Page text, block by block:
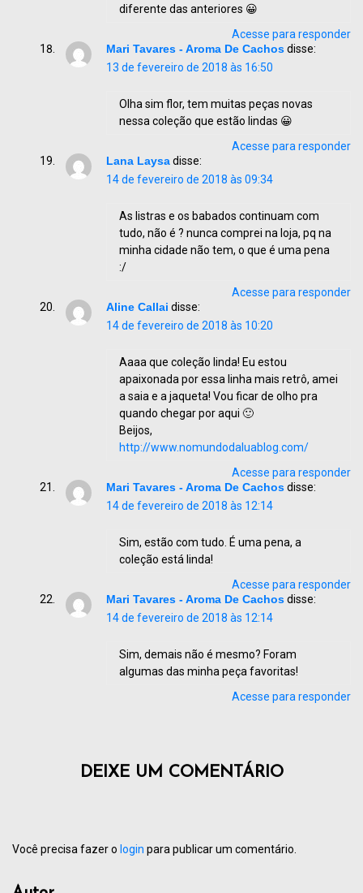
diferente das anteriores 😀
Acesse para responder
Mari Tavares - Aroma De Cachosdisse:
13 de fevereiro de 2018 às 16:50
Olha sim flor, tem muitas peças novas
nessa coleção que estão lindas 😀
Acesse para responder
Lana Laysadisse:
14 de fevereiro de 2018 às 09:34
As listras e os babados continuam com
tudo, não é ? nunca comprei na loja, pq na
minha cidade não tem, o que é uma pena
:/
Acesse para responder
Aline Callai disse:
14 de fevereiro de 2018 às 10:20
Aaaa que coleção linda! Eu estou
apaixonada por essa linha mais retrô, amei
a saia e a jaqueta! Vou ficar de olho pra
quando chegar por aqui 🙂
Beijos,
http://www.nomundodaluablog.com/
Acesse para responder
Mari Tavares - Aroma De Cachosdisse:
14 de fevereiro de 2018 às 12:14
Sim, estão com tudo. É uma pena, a
coleção está linda!
Acesse para responder
Mari Tavares - Aroma De Cachosdisse:
14 de fevereiro de 2018 às 12:14
Sim, demais não é mesmo? Foram
algumas das minha peça favoritas!
Acesse para responder
DEIXE UM COMENTÁRIO
Você precisa fazer o login para publicar um comentário.